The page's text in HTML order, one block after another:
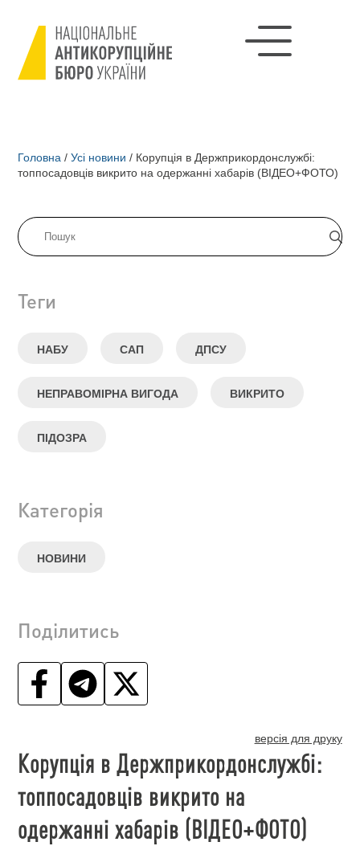
Головна / Усі новини / Корупція в Держприкордонслужбі:
топпосадовців викрито на одержанні хабарів (ВІДЕО+ФОТО)
Теги
НАБУ САП ДПСУ
НЕПРАВОМІРНА ВИГОДА ВИКРИТО
ПІДОЗРА
Категорія
НОВИНИ
Поділитись
версія для друку
Корупція в Держприкордонслужбі:
топпосадовців викрито на
одержанні хабарів (ВІДЕО+ФОТО)